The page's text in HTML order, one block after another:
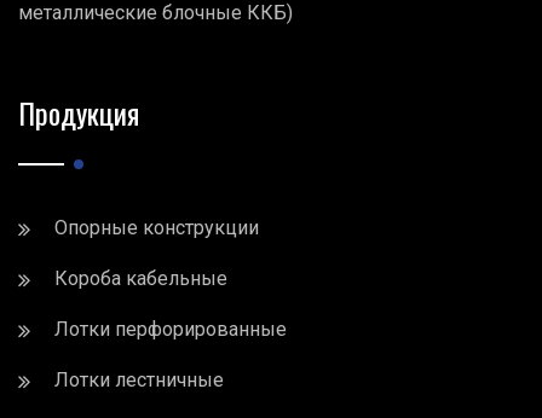
металлические блочные ККБ)
Продукция
Опорные конструкции
Короба кабельные
Лотки перфорированные
Лотки лестничные